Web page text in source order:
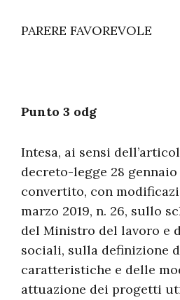
PARERE FAVOREVOLE
Punto 3 odg
Intesa, ai sensi
decreto-legge 28 gennaio
convertito, con
marzo 2019, n. 26, sullo
del Ministro del lavoro e
sociali, sulla definizione
caratteristiche e delle
attuazione dei progetti